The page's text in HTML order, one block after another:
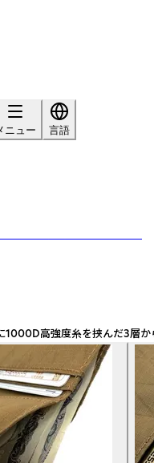
ニュー
言語
強度糸を挟んだ3層